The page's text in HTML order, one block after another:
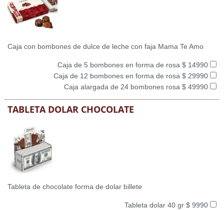
Caja con bombones de dulce de leche con faja Mama Te Amo
Caja de 5 bombones en forma de rosa $ 14990
Caja de 12 bombones en forma de rosa $ 29990
Caja alargada de 24 bombones rosa $ 49990
TABLETA DOLAR CHOCOLATE
Tableta de chocolate forma de dolar billete
Tableta dolar 40 gr $ 9990